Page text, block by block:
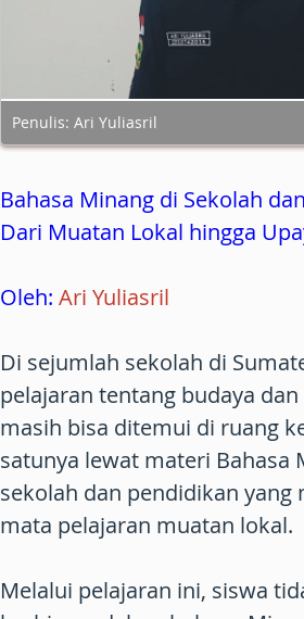
Penulis: Ari Yuliasril
Bahasa Minang di Sekolah
Dari Muatan Lokal hingga
Oleh: Ari Yuliasril
Di sejumlah sekolah di
pelajaran tentang budaya
masih bisa ditemui di ruang
satunya lewat materi Bahasa
sekolah dan pendidikan yang
mata pelajaran muatan lokal.
Melalui pelajaran ini, siswa